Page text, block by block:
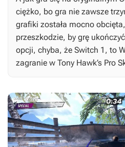
ciężko, bo gra nie zawsze
grafiki została mocno
przeszkodzie, by grę
opcji, chyba, że Switch 1, to
zagranie w Tony Hawk’s Pro